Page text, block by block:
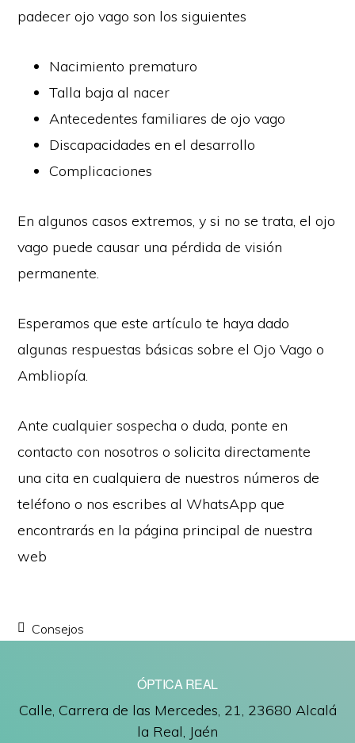
padecer ojo vago son los siguientes
Nacimiento prematuro
Talla baja al nacer
Antecedentes familiares de ojo vago
Discapacidades en el desarrollo
Complicaciones
En algunos casos extremos, y si no se trata, el ojo
vago puede causar una pérdida de visión
permanente.
Esperamos que este artículo te haya dado
algunas respuestas básicas sobre el Ojo Vago o
Ambliopía.
Ante cualquier sospecha o duda, ponte en
contacto con nosotros o solicita directamente
una cita en cualquiera de nuestros números de
teléfono o nos escribes al WhatsApp que
encontrarás en la página principal de nuestra
web
Consejos
ÓPTICA REAL
Calle, Carrera de las Mercedes, 21, 23680 Alcalá
la Real, Jaén